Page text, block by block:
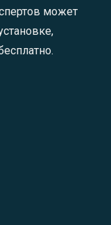
может